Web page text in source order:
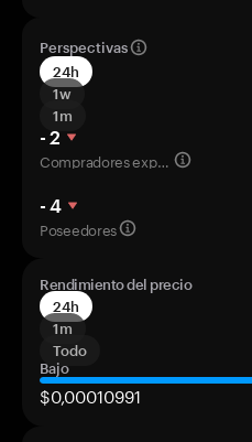
Perspectivas
24h
1w
1m
- 2
Compradores experimentados
- 4
Poseedores
Rendimiento del precio
24h
1m
Todo
Bajo
$0,00010991